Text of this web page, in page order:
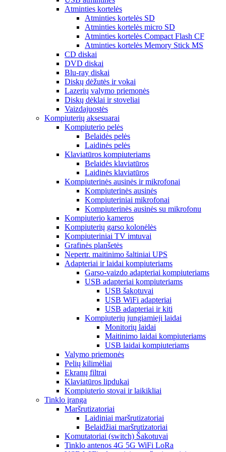
Atminties kortelės
Atminties kortelės SD
Atminties kortelės micro SD
Atminties kortelės Compact Flash CF
Atminties kortelės Memory Stick MS
CD diskai
DVD diskai
Blu-ray diskai
Diskų dėžutės ir vokai
Lazerių valymo priemonės
Diskų dėklai ir stoveliai
Vaizdajuostės
Kompiuterių aksesuarai
Kompiuterio pelės
Belaidės pelės
Laidinės pelės
Klaviatūros kompiuteriams
Belaidės klaviatūros
Laidinės klaviatūros
Kompiuterinės ausinės ir mikrofonai
Kompiuterinės ausinės
Kompiuteriniai mikrofonai
Kompiuterinės ausinės su mikrofonu
Kompiuterio kameros
Kompiuterių garso kolonėlės
Kompiuteriniai TV imtuvai
Grafinės planšetės
Nepertr. maitinimo šaltiniai UPS
Adapteriai ir laidai kompiuteriams
Garso-vaizdo adapteriai kompiuteriams
USB adapteriai kompiuteriams
USB šakotuvai
USB WiFi adapteriai
USB adapteriai ir kiti
Kompiuterių jungiamieji laidai
Monitorių laidai
Maitinimo laidai kompiuteriams
USB laidai kompiuteriams
Valymo priemonės
Pelių kilimėliai
Ekranų filtrai
Klaviatūros lipdukai
Kompiuterio stovai ir laikikliai
Tinklo įranga
Maršrutizatoriai
Laidiniai maršrutizatoriai
Belaidžiai maršrutizatoriai
Komutatoriai (switch) Šakotuvai
Tinklo antenos 4G 5G WiFi LoRa